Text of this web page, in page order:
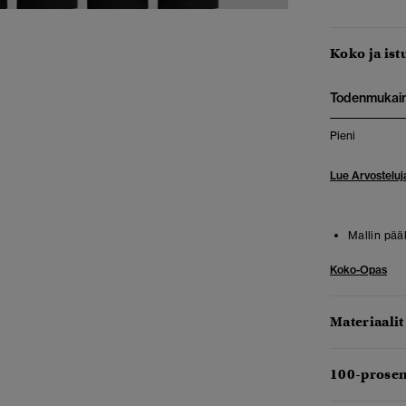
Koko ja
Pieni
Lue
Mallin
Koko-Opas
100-